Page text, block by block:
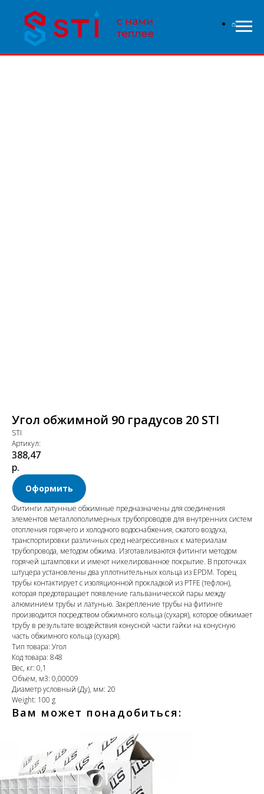
В связи с высокой нагрузкой на сайт - заказы
обрабатываются дольше чем обычно, приносим свои
извинения и надеемся на понимание с вашей стороны.
Угол обжимной 90 градусов 20 STI
STI
Артикул:
388,47
р.
Оформить
Фитинги латунные обжимные предназначены для соединения
элементов металлополимерных трубопроводов для внутренних систем
отопления горячего и холодного водоснабжения, сжатого воздуха,
транспортировки различных сред неагрессивных к материалам
трубопровода, методом обжима. Изготавливаются фитинги методом
горячей штамповки и имеют никелированное покрытие. В проточках
штуцера установлены два уплотнительных кольца из EPDM. Торец
трубы контактирует с изоляционной прокладкой из PTFE (тефлон),
которая предотвращает появление гальванической пары между
алюминием трубы и латунью. Закрепление трубы на фитинге
производится посредством обжимного кольца (сухаря), которое обжимает
трубу в результате воздействия конусной части гайки на конусную
часть обжимного кольца (сухаря).
Тип товара: Угол
Код товара: 848
Вес, кг: 0,1
Объем, м3: 0,00009
Диаметр условный (Ду), мм: 20
Weight: 100 g
Вам может понадобиться: